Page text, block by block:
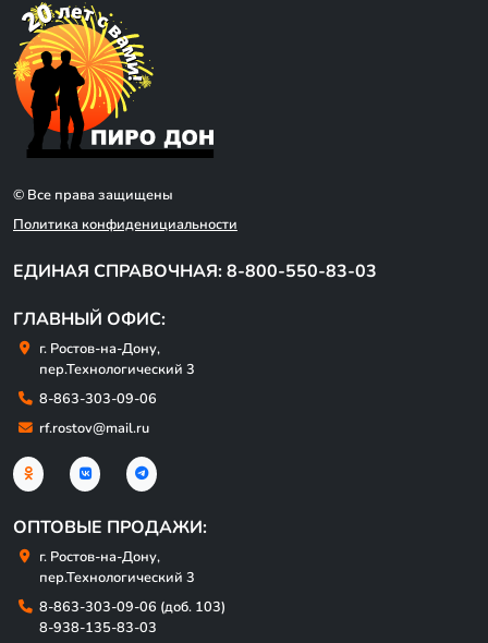
© Все права защищены
Политика конфиденициальности
ЕДИНАЯ СПРАВОЧНАЯ: 8-800-550-83-03
ГЛАВНЫЙ ОФИС:
г. Ростов-на-Дону,
пер.Технологический 3
8-863-303-09-06
rf.rostov@mail.ru
ОПТОВЫЕ ПРОДАЖИ:
г. Ростов-на-Дону,
пер.Технологический 3
8-863-303-09-06 (доб. 103)
8-938-135-83-03